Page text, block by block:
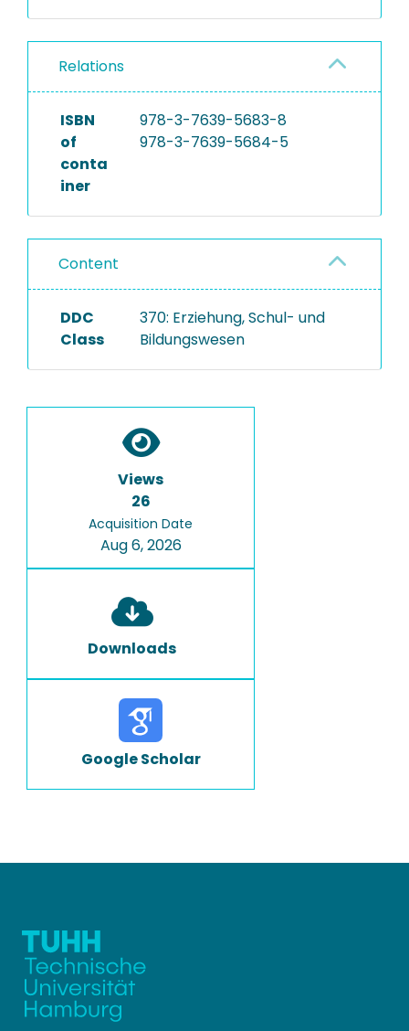
Relations
ISBN
of
conta
iner
978-3-7639-5683-8
978-3-7639-5684-5
Content
DDC
Class
370: Erziehung, Schul- und
Bildungswesen
Views
26
Acquisition Date
Aug 6, 2026
Downloads
Google Scholar